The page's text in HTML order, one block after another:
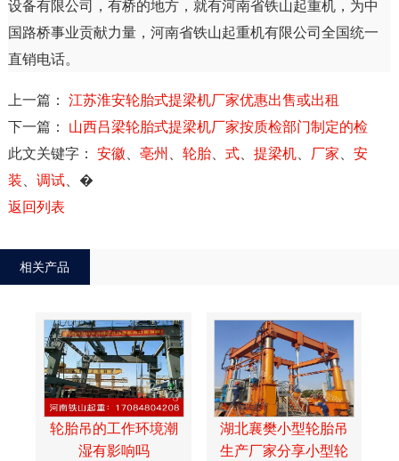
设备有限公司，有桥的地方，就有河南省铁山起重机，为中
国路桥事业贡献力量，河南省铁山起重机有限公司全国统一
直销电话。
上一篇： 江苏淮安轮胎式提梁机厂家优惠出售或出租
下一篇： 山西吕梁轮胎式提梁机厂家按质检部门制定的检
此文关键字： 安徽、 亳州、 轮胎、 式、 提梁机、 厂家、 安
装、 调试、 �
返回列表
相关产品
轮胎吊的工作环境潮
湿有影响吗
湖北襄樊小型轮胎吊
生产厂家分享小型轮